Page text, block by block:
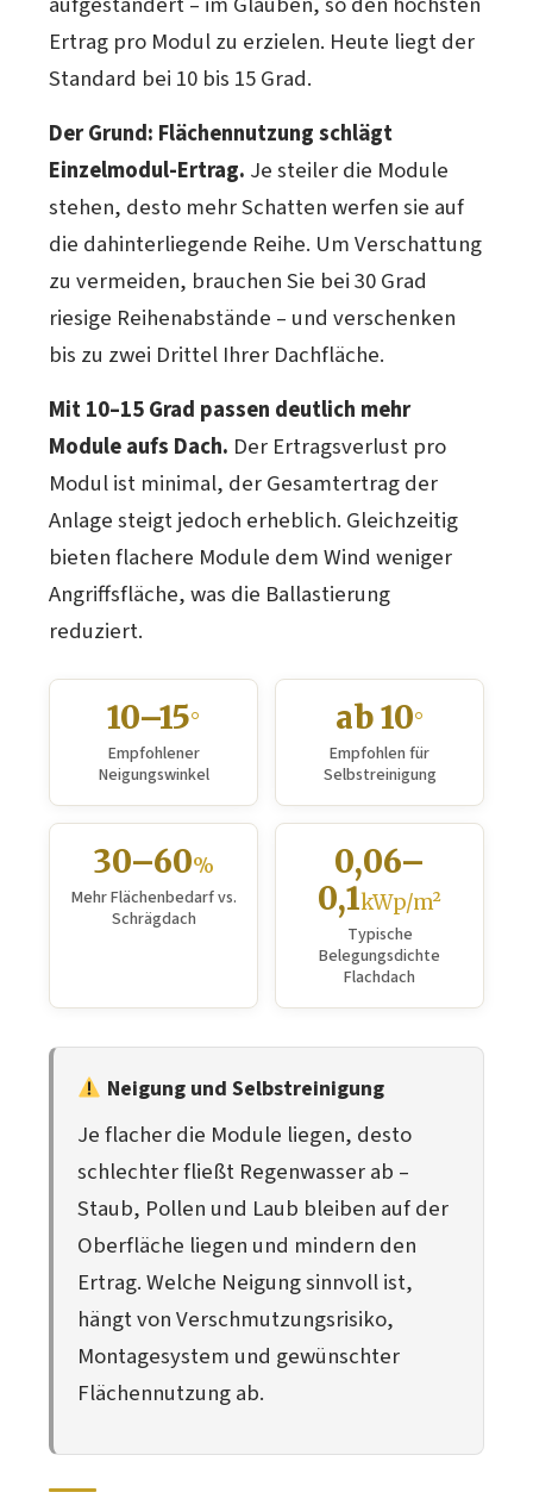
Ertrag pro Modul zu erzielen. Heute liegt der
Standard bei 10 bis 15 Grad.
Der Grund: Flächennutzung schlägt
Einzelmodul-Ertrag. Je steiler die Module
stehen, desto mehr Schatten werfen sie auf
die dahinterliegende Reihe. Um Verschattung
zu vermeiden, brauchen Sie bei 30 Grad
riesige Reihenabstände – und verschenken
bis zu zwei Drittel Ihrer Dachfläche.
Mit 10–15 Grad passen deutlich mehr
Module aufs Dach. Der Ertragsverlust pro
Modul ist minimal, der Gesamtertrag der
Anlage steigt jedoch erheblich. Gleichzeitig
bieten flachere Module dem Wind weniger
Angriffsfläche, was die Ballastierung
reduziert.
10–15°
Empfohlener
Neigungswinkel
ab 10°
Empfohlen für
Selbstreinigung
30–60%
Mehr Flächenbedarf vs.
Schrägdach
0,06–
0,1kWp/m²
Typische
Belegungsdichte
Flachdach
Neigung und Selbstreinigung
Je flacher die Module liegen, desto
schlechter fließt Regenwasser ab –
Staub, Pollen und Laub bleiben auf der
Oberfläche liegen und mindern den
Ertrag. Welche Neigung sinnvoll ist,
hängt von Verschmutzungsrisiko,
Montagesystem und gewünschter
Flächennutzung ab.